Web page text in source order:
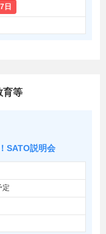
日
育等
SATO説明会
定